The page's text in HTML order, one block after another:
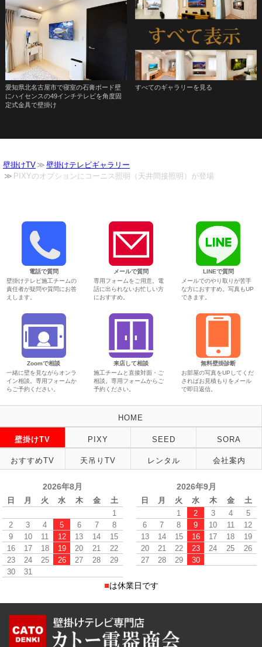
愛知県北名古屋市で寝室の石膏ボード壁
にハイセンスの49インチテレビを角度固
定式金具で壁掛け
すべてのギャラリーを見る
壁掛けTV
壁掛けテレビギャラリー
PIXYのオプションにコーニス照明（天井間接照明）が登場
電話で質問
壁掛けテレビ施工チームの
責任者が疑問や質問にお答
えします。
メールで質問
専用フォームをご用意。電
話に出られないお忙しい方
におすすめ。
LINEで質問
メールでのやり取りが苦手
な方におすすめ。写真もUP
できます。
Zoomで相談
一緒に壁を見ながらオンラ
イン相談。専用フォームか
らご予約ください。
来店して相談
施工チームと直接対面・ご
相談。専用フォームからご
予約ください。
無料壁掛診断
お部屋の写真をUPしてくだ
さればお見積もりをメール
で即日返信。
HOME
壁掛けTV PIXY SEED SORA
おすすめTV 天吊りTV レンタル 会社案内
2026年8月
日 月 火 水 木 金
土
1
2
3 4 5 6 7
8
9
10 11 12 13 14
15
16
17 18 19 20 21
22
23
24 25 26 27 28
29
30
31
2026年9月
日 月 火 水 木 金
土
1
2 3 4
5
6
7 8 9 10 11
12
13
14 15 16 17 18
19
20
21 22 23 24 25
26
27
28 29 30
■は休業日です